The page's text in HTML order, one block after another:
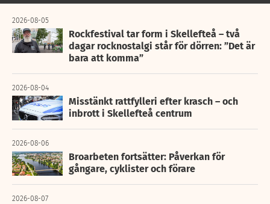
2026-08-05
Rockfestival tar form i Skellefteå – två
dagar rocknostalgi står för dörren: ”Det är
bara att komma”
2026-08-04
Misstänkt rattfylleri efter krasch – och
inbrott i Skellefteå centrum
2026-08-06
Broarbeten fortsätter: Påverkan för
gångare, cyklister och förare
2026-08-07